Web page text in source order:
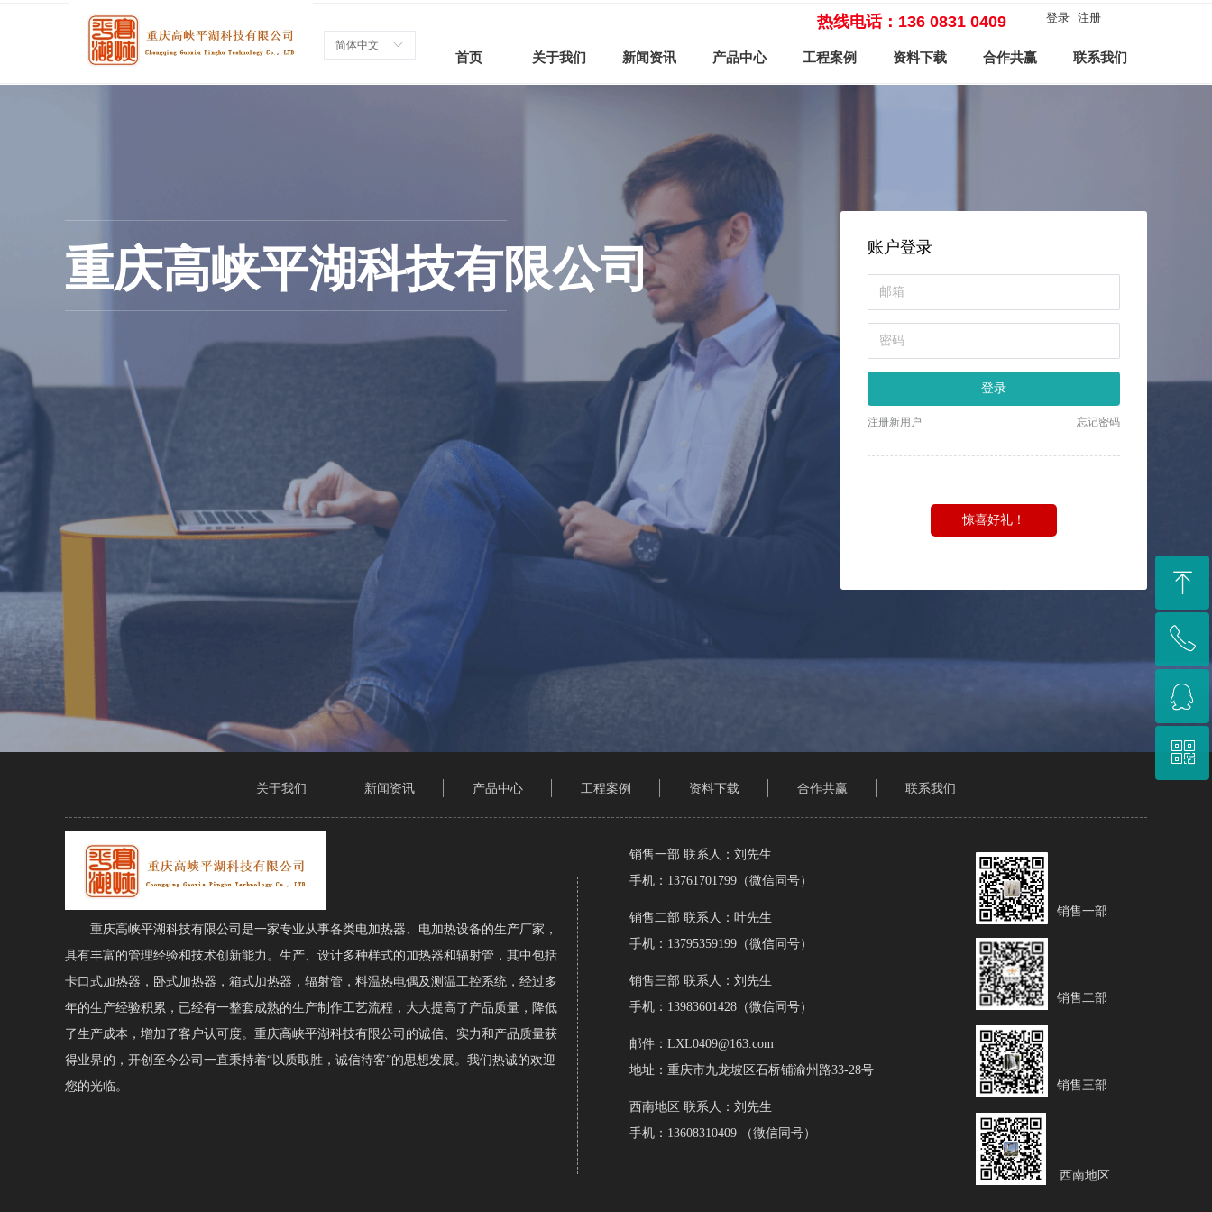
首页 关于我们 新闻资讯 产品中心 工程案例 资料下载 合作共赢 联系我们
登录 注册
热线电话：136 0831 0409
ꀅ
简体中文
登录
忘记密码
注册新用户
账户登录
惊喜好礼！
重庆高峡平湖科技有限公司
销售一部 联系人：刘先生
手机：13761701799（微信同号）
销售二部 联系人：叶先生
手机：13795359199（微信同号）
销售三部 联系人：刘先生
手机：13983601428（微信同号）
邮件：LXL0409@163.com
地址：重庆市九龙坡区石桥铺渝州路33-28号
西南地区 联系人：刘先生
手机：13608310409 （微信同号）
重庆高峡平湖科技有限公司是一家专业从事各类电加热器、电加热设备的生产厂家，
具有丰富的管理经验和技术创新能力。生产、设计多种样式的加热器和辐射管，其中包括
卡口式加热器，卧式加热器，箱式加热器，辐射管，料温热电偶及测温工控系统，经过多
年的生产经验积累，已经有一整套成熟的生产制作工艺流程，大大提高了产品质量，降低
了生产成本，增加了客户认可度。重庆高峡平湖科技有限公司的诚信、实力和产品质量获
得业界的，开创至今公司一直秉持着“以质取胜，诚信待客”的思想发展。我们热诚的欢迎
您的光临。
关于我们 新闻资讯 产品中心 工程案例 资料下载 合作共赢 联系我们
销售一部
销售二部
销售三部
西南地区
ꁸ
回到顶部
ꂅ
13795359199
ꁗ
QQ客服
ꀥ